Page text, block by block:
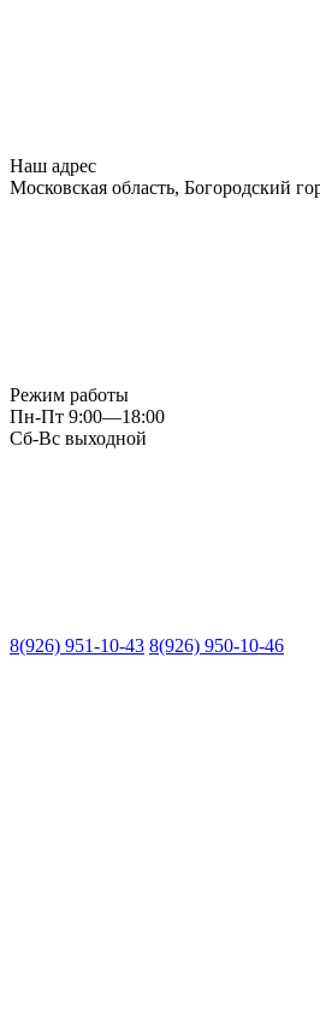
Наш адрес
Московская область, Богородский
Режим работы
Пн-Пт 9:00—18:00
Сб-Вс выходной
8(926) 951-10-43 8(926) 950-10-46